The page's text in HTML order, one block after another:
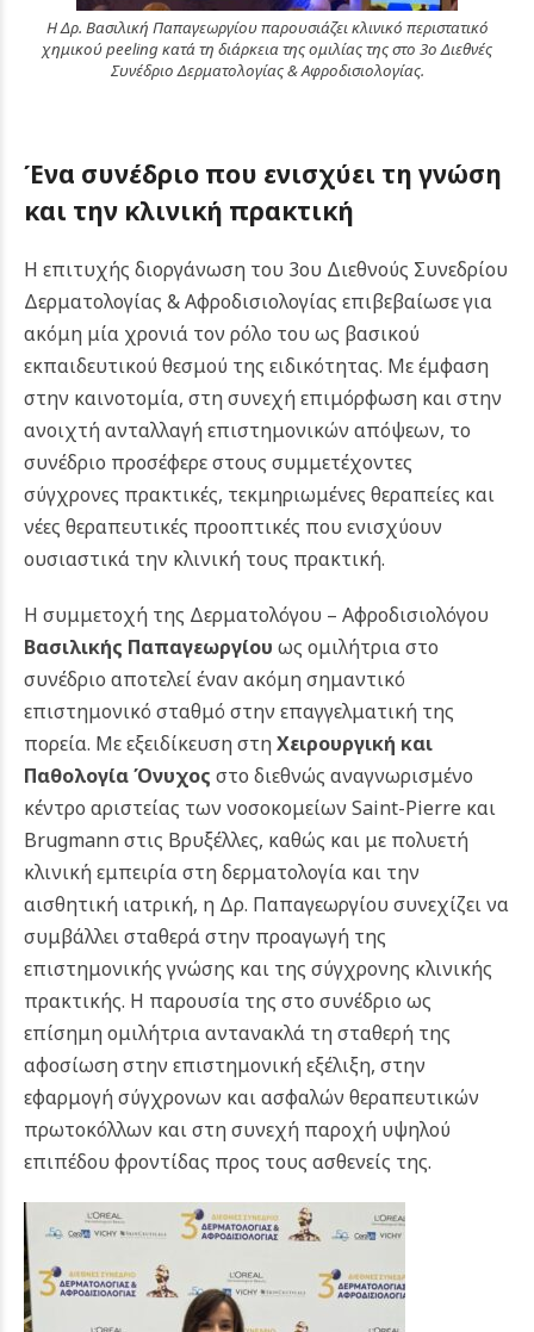
Η Δρ. Βασιλική Παπαγεωργίου παρουσιάζει κλινικό περιστατικό
χημικού peeling κατά τη διάρκεια της ομιλίας της στο 3ο Διεθνές
Συνέδριο Δερματολογίας & Αφροδισιολογίας.
Ένα συνέδριο που ενισχύει τη γνώση
και την κλινική πρακτική
Η επιτυχής διοργάνωση του 3ου Διεθνούς Συνεδρίου
Δερματολογίας & Αφροδισιολογίας επιβεβαίωσε για
ακόμη μία χρονιά τον ρόλο του ως βασικού
εκπαιδευτικού θεσμού της ειδικότητας. Με έμφαση
στην καινοτομία, στη συνεχή επιμόρφωση και στην
ανοιχτή ανταλλαγή επιστημονικών απόψεων, το
συνέδριο προσέφερε στους συμμετέχοντες
σύγχρονες πρακτικές, τεκμηριωμένες θεραπείες και
νέες θεραπευτικές προοπτικές που ενισχύουν
ουσιαστικά την κλινική τους πρακτική.
Η συμμετοχή της Δερματολόγου – Αφροδισιολόγου
Βασιλικής Παπαγεωργίου ως ομιλήτρια στο
συνέδριο αποτελεί έναν ακόμη σημαντικό
επιστημονικό σταθμό στην επαγγελματική της
πορεία. Με εξειδίκευση στηΧειρουργική και
Παθολογία Όνυχος στο διεθνώς αναγνωρισμένο
κέντρο αριστείας των νοσοκομείων Saint-Pierre και
Brugmann στις Βρυξέλλες, καθώς και με πολυετή
κλινική εμπειρία στη δερματολογία και την
αισθητική ιατρική, η Δρ. Παπαγεωργίου συνεχίζει να
συμβάλλει σταθερά στην προαγωγή της
επιστημονικής γνώσης και της σύγχρονης κλινικής
πρακτικής. Η παρουσία της στο συνέδριο ως
επίσημη ομιλήτρια αντανακλά τη σταθερή της
αφοσίωση στην επιστημονική εξέλιξη, στην
εφαρμογή σύγχρονων και ασφαλών θεραπευτικών
πρωτοκόλλων και στη συνεχή παροχή υψηλού
επιπέδου φροντίδας προς τους ασθενείς της.